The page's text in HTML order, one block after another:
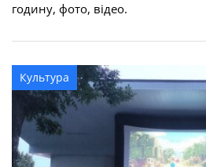
годину, фото, відео.
Культура